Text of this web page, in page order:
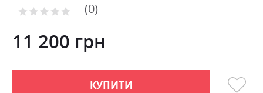
the
of
the
gallery
Рейтинг: 0
11 200 грн
КУПИТИ